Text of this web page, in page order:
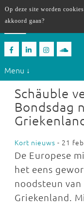
Menu ↓
Schäuble
Bondsdag
Kort nieuws - 21
De Europese
het eens
noodsteun
Griekenland.
Op deze site worden
akkoord gaan?